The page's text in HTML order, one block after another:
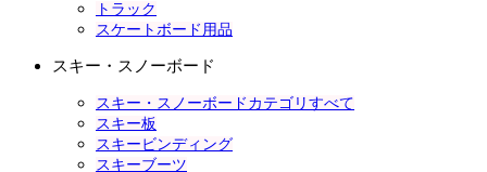
トラック
スケートボード用品
スキー・スノーボード
スキー・スノーボードカテゴリすべて
スキー板
スキービンディング
スキーブーツ